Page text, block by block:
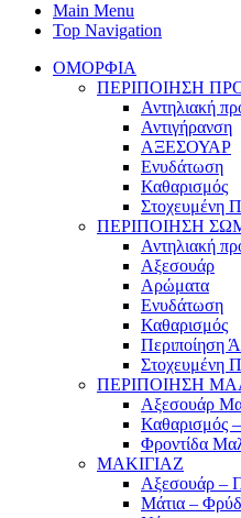
Main Menu
Top Navigation
ΟΜΟΡΦΙΑ
ΠΕΡΙΠΟΙΗΣΗ
Αντηλιακή
Αντιγήρανση
ΑΞΕΣΟΥΑΡ
Ενυδάτωση
Καθαρισμός
Στοχευμένη
ΠΕΡΙΠΟΙΗΣΗ
Αντηλιακή
Αξεσουάρ
Αρώματα
Ενυδάτωση
Καθαρισμός
Περιποίηση
Στοχευμένη
ΠΕΡΙΠΟΙΗΣΗ
Αξεσουάρ
Καθαρισμός
Φροντίδα
ΜΑΚΙΓΙΑΖ
Αξεσουάρ –
Μάτια –